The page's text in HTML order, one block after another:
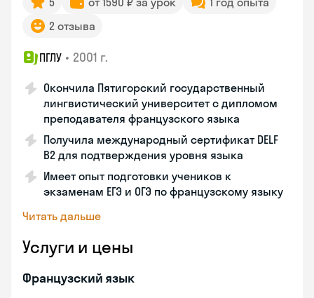
2 отзыва
ПГЛУ • 2001 г.
Окончила Пятигорский государственный
лингвистический университет с дипломом
преподавателя французского языка
Получила международный сертификат DELF
B2 для подтверждения уровня языка
Имеет опыт подготовки учеников к
экзаменам ЕГЭ и ОГЭ по французскому языку
Читать дальше
Услуги и цены
Французский язык